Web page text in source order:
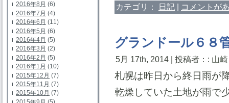
2016年8月 (6)
2016年7月 (4)
2016年6月 (11)
2016年5月 (6)
2016年4月 (5)
2016年3月 (2)
2016年2月 (5)
2016年1月 (10)
2015年12月 (7)
2015年11月 (7)
2015年10月 (7)
カテゴリ： 日記 | コメントが
グランドール６８
5月 17th, 2014 | 投稿者：: 山崎
札幌は昨日から終日雨が
乾燥していた土地が雨で